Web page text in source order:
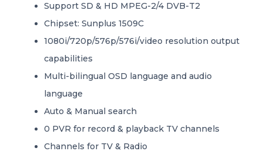
Support SD & HD MPEG-2/4 DVB-T2
Chipset: Sunplus 1509C
1080i/720p/576p/576i/video resolution output
capabilities
Multi-bilingual OSD language and audio
language
Auto & Manual search
0 PVR for record & playback TV channels
Channels for TV & Radio